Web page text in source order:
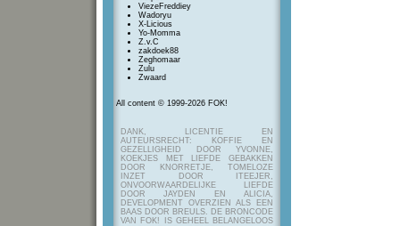
ViezeFreddiey
Wadoryu
X-Licious
Yo-Momma
Z.v.C
zakdoek88
Zeghomaar
Zulu
Zwaard
All content © 1999-2026 FOK!
DANK, LICENTIE EN
AUTEURSRECHT: KOFFIE EN
GEZELLIGHEID DOOR YVONNE,
KOEKJES MET LIEFDE GEBAKKEN
DOOR KNORRETJE, TOMELOZE
INZET DOOR ITEEJER,
ONVOORWAARDELIJKE LIEFDE
DOOR JAYDEN EN ALICIA,
DEVELOPMENT OVERZIEN ALS EEN
BAAS DOOR BREULS. DE BRONCODE
VAN FOK! IS GEHEEL BELANGELOOS